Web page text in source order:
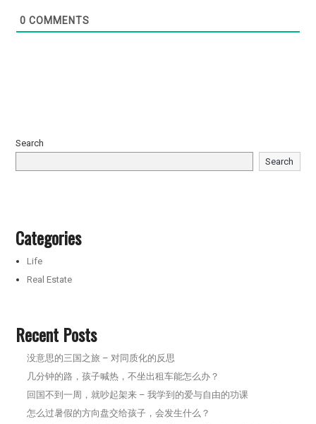
0 COMMENTS
Search
Search
Categories
Life
Real Estate
Recent Posts
没意思的三国之旅 – 对同质化的反思
几分钟的路，孩子喊热，不坐出租车能怎么办？
回国不到一周，就吵起架来 – 我学到的爱与自由的功课
怎么过暑假的方向盘交给孩子，会发生什么？